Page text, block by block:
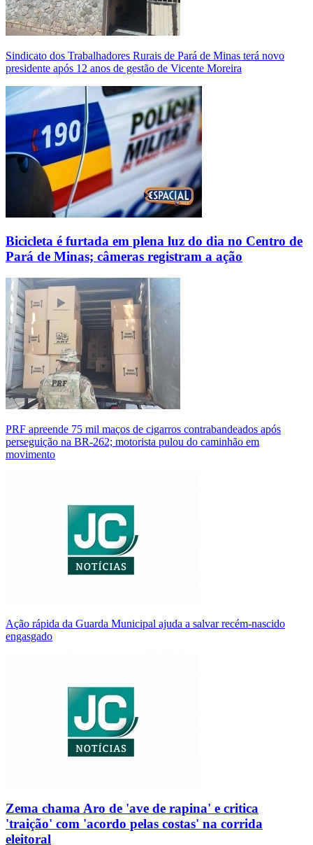
Sindicato dos Trabalhadores Rurais de Pará de Minas terá novo
presidente após 12 anos de gestão de Vicente Moreira
Bicicleta é furtada em plena luz do dia no Centro de
Pará de Minas; câmeras registram a ação
PRF apreende 75 mil maços de cigarros contrabandeados após
perseguição na BR-262; motorista pulou do caminhão em
movimento
Ação rápida da Guarda Municipal ajuda a salvar recém-nascido
engasgado
Zema chama Aro de 'ave de rapina' e critica
'traição' com 'acordo pelas costas' na corrida
eleitoral